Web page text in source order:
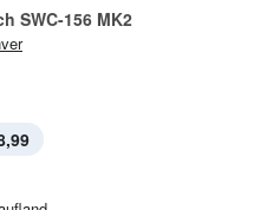
SWC-156 MK2